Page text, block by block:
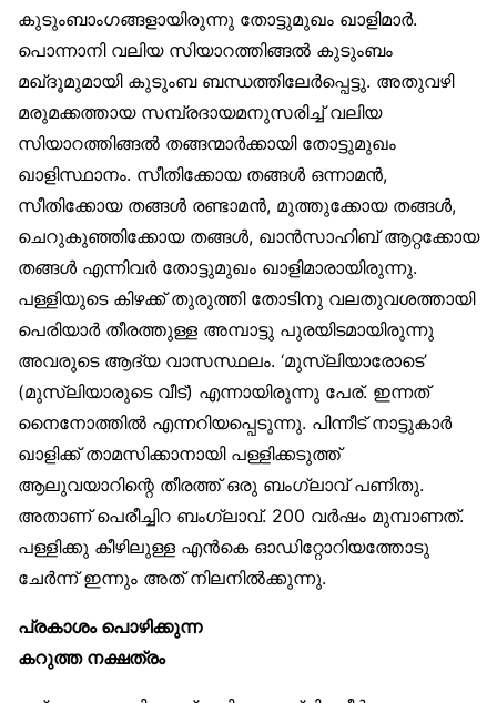
കുടുംബാംഗങ്ങളായിരുന്നു തോട്ടുമുഖം ഖാളിമാർ.
പൊന്നാനി വലിയ സിയാറത്തിങ്ങൽ കുടുംബം
മഖ്ദൂമുമായി കുടുംബ ബന്ധത്തിലേർപ്പെട്ടു. അതുവഴി
മരുമക്കത്തായ സമ്പ്രദായമനുസരിച്ച് വലിയ
സിയാറത്തിങ്ങൽ തങ്ങന്മാർക്കായി തോട്ടുമുഖം
ഖാളിസ്ഥാനം. സീതിക്കോയ തങ്ങൾ ഒന്നാമൻ,
സീതിക്കോയ തങ്ങൾ രണ്ടാമൻ, മുത്തുക്കോയ തങ്ങൾ,
ചെറുകുഞ്ഞിക്കോയ തങ്ങൾ, ഖാൻസാഹിബ് ആറ്റക്കോയ
തങ്ങൾ എന്നിവർ തോട്ടുമുഖം ഖാളിമാരായിരുന്നു.
പള്ളിയുടെ കിഴക്ക് തുരുത്തി തോടിനു വലതുവശത്തായി
പെരിയാർ തീരത്തുള്ള അമ്പാട്ടു പുരയിടമായിരുന്നു
അവരുടെ ആദ്യ വാസസ്ഥലം. ‘മുസ്‌ലിയാരോടെ’
(മുസ്‌ലിയാരുടെ വീട്) എന്നായിരുന്നു പേര്. ഇന്നത്
നൈനോത്തിൽ എന്നറിയപ്പെടുന്നു. പിന്നീട് നാട്ടുകാർ
ഖാളിക്ക് താമസിക്കാനായി പള്ളിക്കടുത്ത്
ആലുവയാറിന്റെ തീരത്ത് ഒരു ബംഗ്ലാവ് പണിതു.
അതാണ് പെരീച്ചിറ ബംഗ്ലാവ്. 200 വർഷം മുമ്പാണത്.
പള്ളിക്കു കീഴിലുള്ള എൻകെ ഓഡിറ്റോറിയത്തോടു
ചേർന്ന് ഇന്നും അത് നിലനിൽക്കുന്നു.
പ്രകാശം പൊഴിക്കുന്ന
കറുത്ത നക്ഷത്രം